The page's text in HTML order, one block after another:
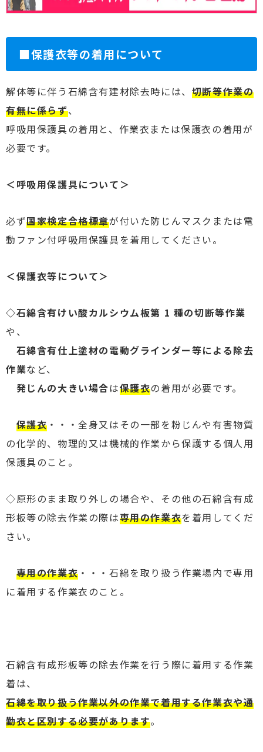
■保護衣等の着用について
解体等に伴う石綿含有建材除去時には、 切断等作業の
有無に係らず、
呼吸用保護具の着用と、作業衣または保護衣の着用が
必要です。
＜呼吸用保護具について＞
必ず国家検定合格標章が付いた防じんマスクまたは電
動ファン付呼吸用保護具を着用してください。
＜保護衣等について＞
◇石綿含有けい酸カルシウム板第 1 種の切断等作業
や、
石綿含有仕上塗材の電動グラインダー等による除去
作業など、
発じんの大きい場合は保護衣の着用が必要です。
保護衣 ・・・全身又はその一部を粉じんや有害物質
の化学的、物理的又は機械的作業から保護する個人用
保護具のこと。
◇原形のまま取り外しの場合や、その他の石綿含有成
形板等の除去作業の際は専用の作業衣を着用してくだ
さい。
専用の作業衣 ・・・石綿を取り扱う作業場内で専用
に着用する作業衣のこと。
石綿含有成形板等の除去作業を行う際に着用する作業
着は、
石綿を取り扱う作業以外の作業で着用する作業衣や通
勤衣と区別する必要があります。